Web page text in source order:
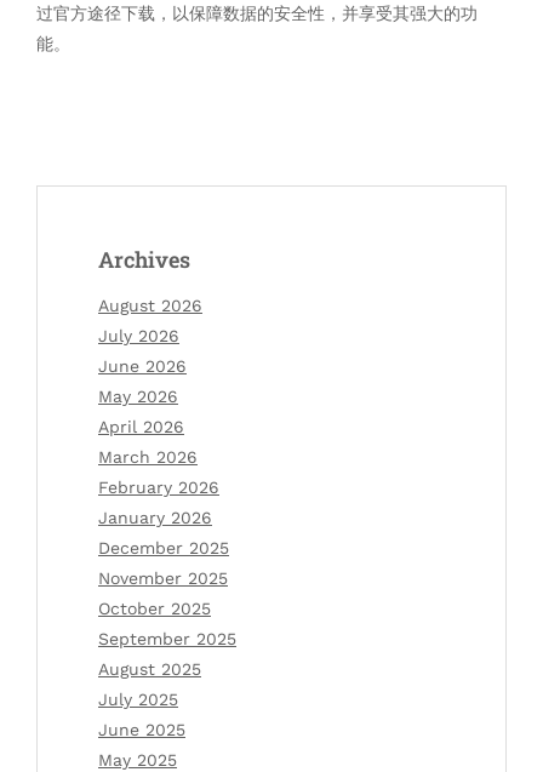
过官方途径下载，以保障数据的安全性，并享受其强大的功
能。
Archives
August 2026
July 2026
June 2026
May 2026
April 2026
March 2026
February 2026
January 2026
December 2025
November 2025
October 2025
September 2025
August 2025
July 2025
June 2025
May 2025